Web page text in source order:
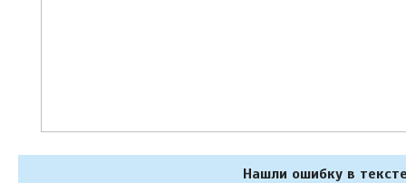
Нашли ошибку в